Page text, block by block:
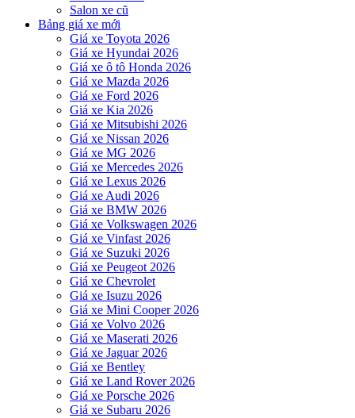
Salon xe cũ
Bảng giá xe mới
Giá xe Toyota 2026
Giá xe Hyundai 2026
Giá xe ô tô Honda 2026
Giá xe Mazda 2026
Giá xe Ford 2026
Giá xe Kia 2026
Giá xe Mitsubishi 2026
Giá xe Nissan 2026
Giá xe MG 2026
Giá xe Mercedes 2026
Giá xe Lexus 2026
Giá xe Audi 2026
Giá xe BMW 2026
Giá xe Volkswagen 2026
Giá xe Vinfast 2026
Giá xe Suzuki 2026
Giá xe Peugeot 2026
Giá xe Chevrolet
Giá xe Isuzu 2026
Giá xe Mini Cooper 2026
Giá xe Volvo 2026
Giá xe Maserati 2026
Giá xe Jaguar 2026
Giá xe Bentley
Giá xe Land Rover 2026
Giá xe Porsche 2026
Giá xe Subaru 2026